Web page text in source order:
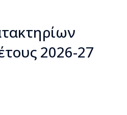
2026-27